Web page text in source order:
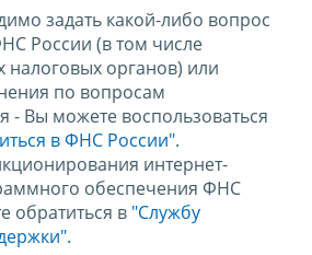
задать какой-либо вопрос
России (в том числе
налоговых органов) или
по вопросам
- Вы можете воспользоваться
в ФНС России".
интернет-
обеспечения ФНС
обратиться в "Службу